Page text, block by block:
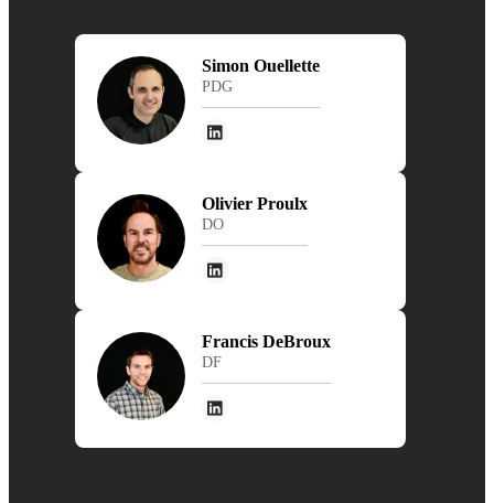
Simon Ouellette
PDG
Olivier Proulx
DO
Francis DeBroux
DF